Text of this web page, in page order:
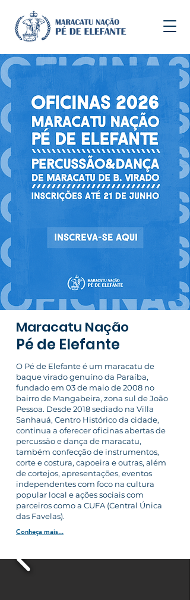
Maracatu Nação
Pé de Elefante
O Pé de Elefante é um maracatu de
baque virado genuíno da Paraíba,
fundado em 03 de maio de 2008 no
bairro de Mangabeira, zona sul de João
Pessoa. Desde 2018 sediado na Villa
Sanhauá, Centro Histórico da cidade,
continua a oferecer oficinas abertas de
percussão e dança de maracatu,
também confecção de instrumentos,
corte e costura, capoeira e outras, além
de cortejos, apresentações, eventos
independentes com foco na cultura
popular local e ações sociais com
parceiros como a CUFA (Central Única
das Favelas).
Conheça mais...